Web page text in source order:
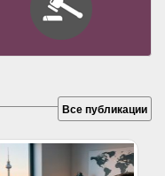
Все публикации